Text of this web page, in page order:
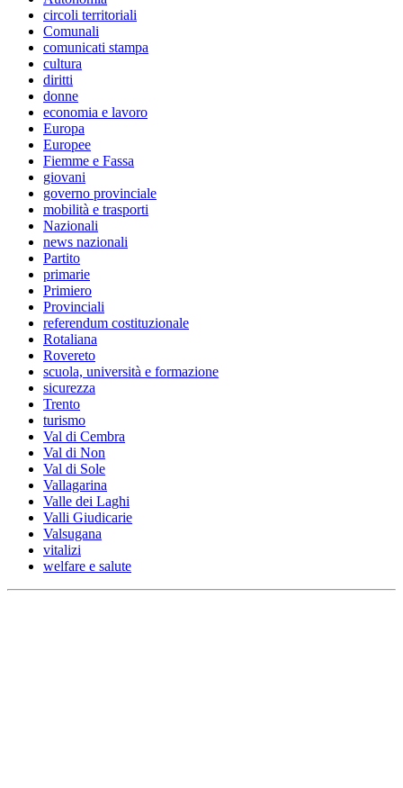
circoli territoriali
Comunali
comunicati stampa
cultura
diritti
donne
economia e lavoro
Europa
Europee
Fiemme e Fassa
giovani
governo provinciale
mobilità e trasporti
Nazionali
news nazionali
Partito
primarie
Primiero
Provinciali
referendum costituzionale
Rotaliana
Rovereto
scuola, università e formazione
sicurezza
Trento
turismo
Val di Cembra
Val di Non
Val di Sole
Vallagarina
Valle dei Laghi
Valli Giudicarie
Valsugana
vitalizi
welfare e salute